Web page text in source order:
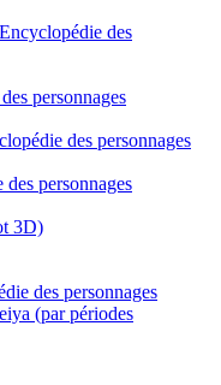
des
personnages
des personnages
personnages
3D)
des personnages
(par périodes